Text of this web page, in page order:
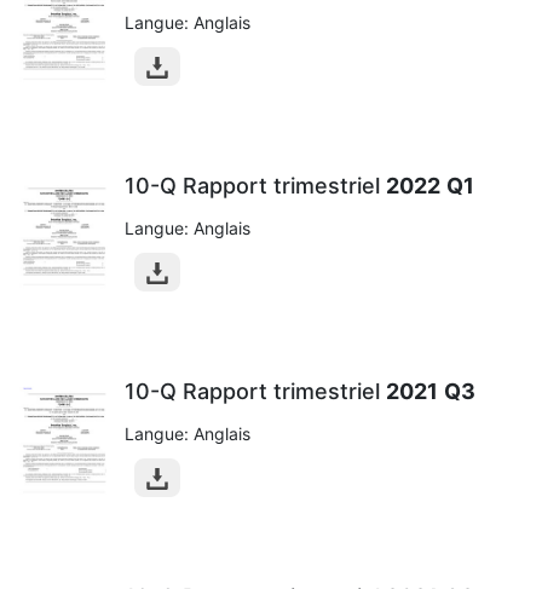
Langue: Anglais
10-Q Rapport trimestriel 2022 Q1
Langue: Anglais
10-Q Rapport trimestriel 2021 Q3
Langue: Anglais